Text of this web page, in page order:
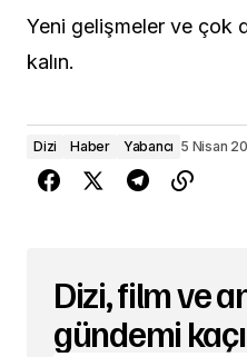
Yeni gelişmeler ve çok
kalın.
Dizi Haber Yabancı 5 Nisan
Dizi, film ve
gündemi